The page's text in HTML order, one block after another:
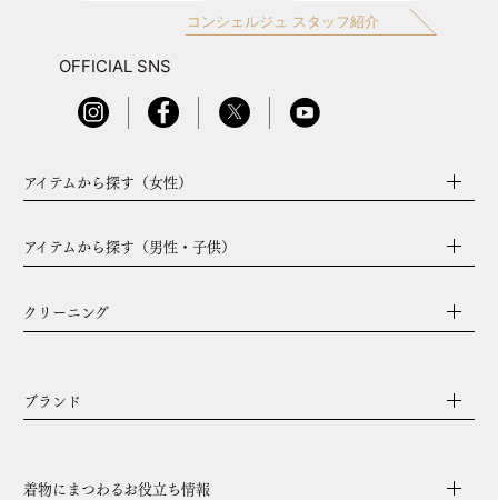
コンシェルジュ スタッフ紹介
OFFICIAL SNS
アイテムから探す（女性）
アイテムから探す（男性・子供）
クリーニング
ブランド
着物にまつわるお役立ち情報